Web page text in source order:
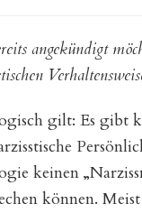
angekündigt
gilt: Es gibt
keinen
können.